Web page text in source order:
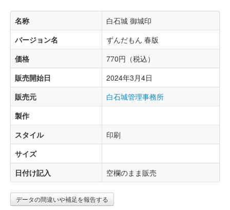
名称
白石城 御城印
バージョン名
ずんだもん 春版
価格
770円（税込）
販売開始日
2024年3月4日
販売元
白石城管理事務所
製作
スタイル
印刷
サイズ
日付け記入
空欄のまま販売
データの間違いや補足を報告する